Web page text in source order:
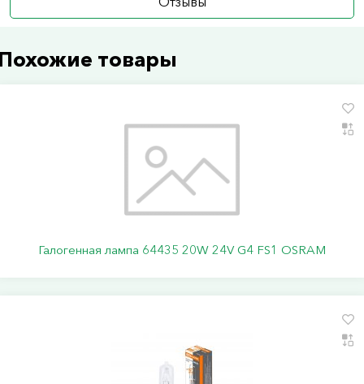
товары
Галогенная лампа 64435 20W 24V G4 FS1 OSRAM